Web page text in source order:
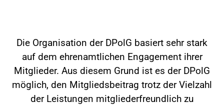
Die Organisation der DPolG basiert sehr stark
auf dem ehrenamtlichen Engagement ihrer
Mitglieder. Aus diesem Grund ist es der DPolG
möglich, den Mitgliedsbeitrag trotz der Vielzahl
der Leistungen mitgliederfreundlich zu